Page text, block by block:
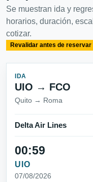
Se muestran ida y
horarios, duración,
cotizar.
Revalidar antes de reservar
IDA
UIO → FCO
Quito → Roma
Delta Air Lines
00:59
UIO
07/08/2026